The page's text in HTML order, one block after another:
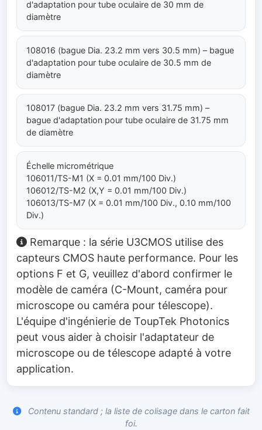
d'adaptation pour tube oculaire de 30 mm de
diamètre
108016 (bague Dia. 23.2 mm vers 30.5 mm) – bague
d'adaptation pour tube oculaire de 30.5 mm de
diamètre
108017 (bague Dia. 23.2 mm vers 31.75 mm) –
bague d'adaptation pour tube oculaire de 31.75 mm
de diamètre
Échelle micrométrique
106011/TS-M1 (X = 0.01 mm/100 Div.)
106012/TS-M2 (X,Y = 0.01 mm/100 Div.)
106013/TS-M7 (X = 0.01 mm/100 Div., 0.10 mm/100
Div.)
Remarque : la série U3CMOS utilise des
capteurs CMOS haute performance. Pour les
options F et G, veuillez d'abord confirmer le
modèle de caméra (C-Mount, caméra pour
microscope ou caméra pour télescope).
L'équipe d'ingénierie de ToupTek Photonics
peut vous aider à choisir l'adaptateur de
microscope ou de télescope adapté à votre
application.
Contenu standard ; la liste de colisage dans le carton fait
foi.